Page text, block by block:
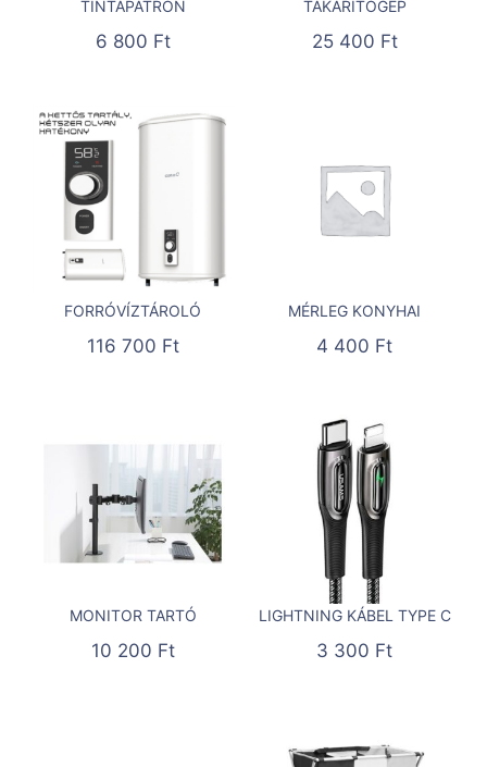
TINTAPATRON
6 800 Ft
TAKARÍTÓGÉP
25 400 Ft
FORRÓVÍZTÁROLÓ
116 700 Ft
MÉRLEG KONYHAI
4 400 Ft
MONITOR TARTÓ
10 200 Ft
LIGHTNING KÁBEL TYPE C
3 300 Ft